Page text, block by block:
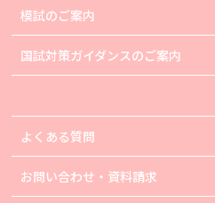
模試のご案内
国試対策ガイダンスのご案内
よくある質問
お問い合わせ・資料請求